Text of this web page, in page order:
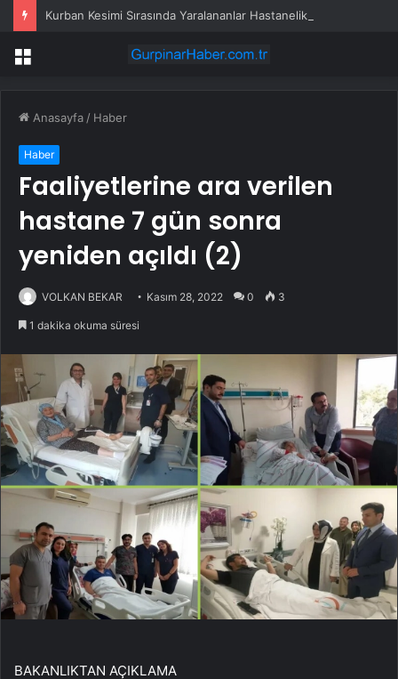
Kurban Kesimi Sırasında Yaralananlar Hastanelik Oldu
Menü
Anasayfa / Haber
Haber
Faaliyetlerine ara verilen
hastane 7 gün sonra
yeniden açıldı (2)
VOLKAN BEKAR Kasım 28, 2022 0 3
1 dakika okuma süresi
BAKANLIKTAN AÇIKLAMA